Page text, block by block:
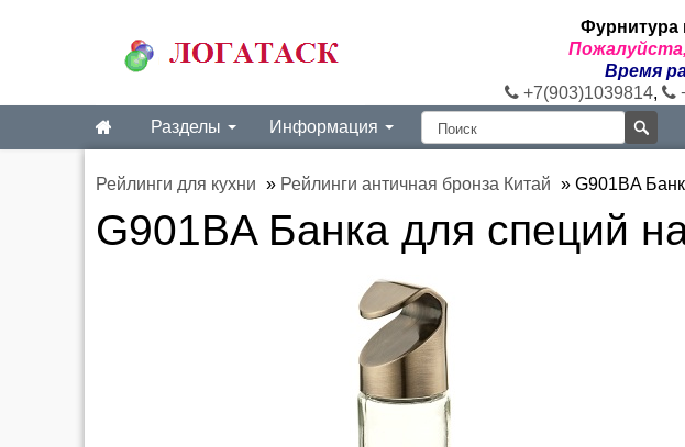
Фурнитура
Время
+7(903)1039814,
Разделы
Информация
Рейлинги для кухни » Рейлинги античная бронза Китай » G901BA
G901BA Банка для специй